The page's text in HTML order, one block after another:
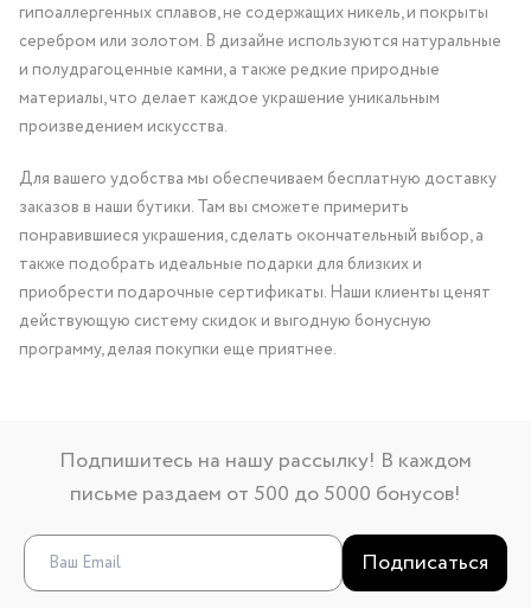
гипоаллергенных сплавов, не содержащих никель, и покрыты
серебром или золотом. В дизайне используются натуральные
и полудрагоценные камни, а также редкие природные
материалы, что делает каждое украшение уникальным
произведением искусства.
Для вашего удобства мы обеспечиваем бесплатную доставку
заказов в наши бутики. Там вы сможете примерить
понравившиеся украшения, сделать окончательный выбор, а
также подобрать идеальные подарки для близких и
приобрести подарочные сертификаты. Наши клиенты ценят
действующую систему скидок и выгодную бонусную
программу, делая покупки еще приятнее.
Подпишитесь на нашу рассылку! В каждом
письме раздаем от 500 до 5000 бонусов!
Подписаться